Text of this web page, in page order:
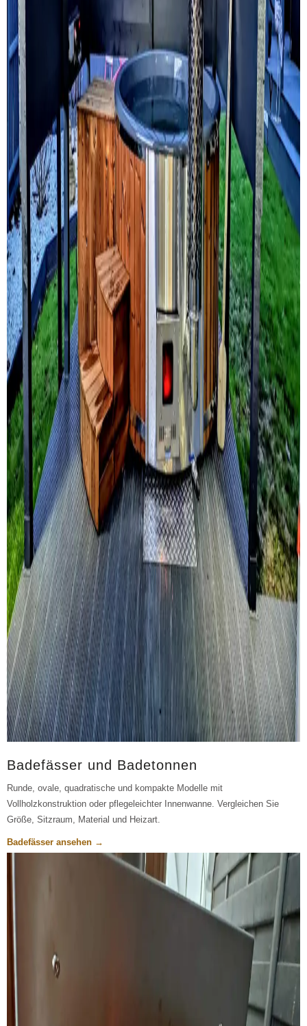
Badefässer und Badetonnen
Runde, ovale, quadratische und kompakte Modelle mit
Vollholzkonstruktion oder pflegeleichter Innenwanne. Vergleichen Sie
Größe, Sitzraum, Material und Heizart.
Badefässer ansehen →